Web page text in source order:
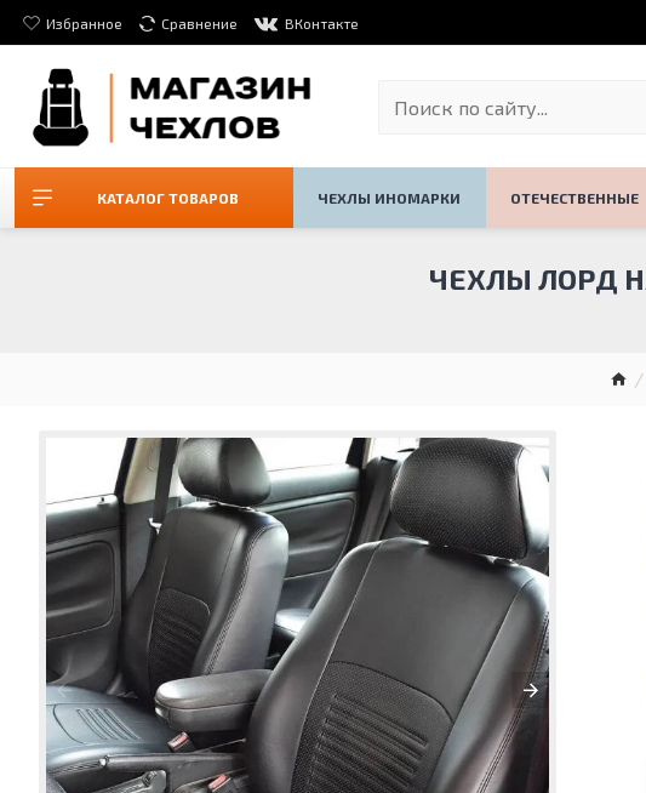
Избранное Сравнение ВКонтакте
КАТАЛОГ ТОВАРОВ ЧЕХЛЫ ИНОМАРКИ ОТЕЧЕСТВЕННЫЕ
ЧЕХЛЫ ЛОРД НА